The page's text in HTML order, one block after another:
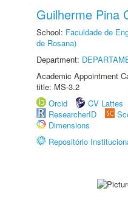
Guilherme Pina
School: Faculdade de
de Rosana)
Department:
Academic Appointment
title: MS-3.2
Orcid
CV Lattes
ResearcherID
Dimensions
Repositório